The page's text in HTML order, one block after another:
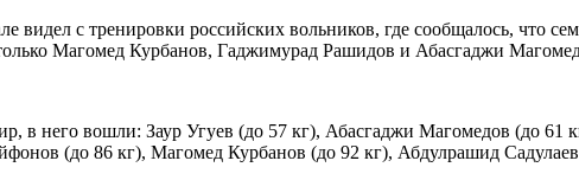
с тренировки российских вольников, где сообщалось, что
Магомед Курбанов, Гаджимурад Рашидов и Абасгаджи
в него вошли: Заур Угуев (до 57 кг), Абасгаджи Магомедов (до 61
(до 86 кг), Магомед Курбанов (до 92 кг), Абдулрашид